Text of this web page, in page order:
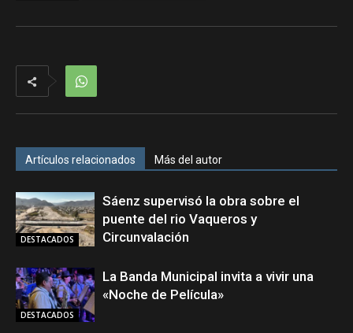
Artículos relacionados Más del autor
DESTACADOS
Sáenz supervisó la obra sobre el
puente del rio Vaqueros y
Circunvalación
DESTACADOS
La Banda Municipal invita a vivir una
«Noche de Película»